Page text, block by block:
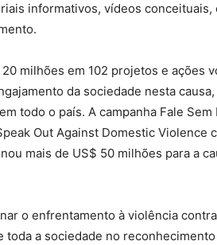
informativos, vídeos conceituais,
milhões em 102 projetos e ações
da sociedade nesta
todo o país. A campanha Fale Sem
Out Against Domestic Violence
mais de US$ 50 milhões para a
o enfrentamento à violência
toda a sociedade no